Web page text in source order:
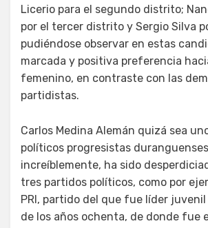
Licerio para el segundo distrito;
por el tercer distrito y Sergio Silva
pudiéndose observar en estas
marcada y positiva preferencia
femenino, en contraste con las
partidistas.
Carlos Medina Alemán quizá sea
políticos progresistas
increíblemente, ha sido
tres partidos políticos, como por
PRI, partido del que fue líder
de los años ochenta, de donde fue